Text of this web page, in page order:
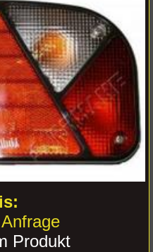
Produkt